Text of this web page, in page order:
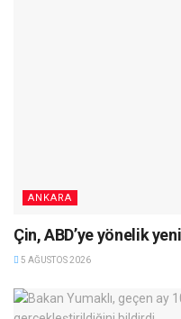
ANKARA
Çin, ABD’ye yönelik
5 AĞUSTOS 2026